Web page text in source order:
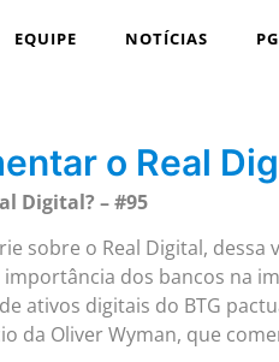
EQUIPE NOTÍCIAS
o Real
Digital? – #95
sobre o Real Digital, dessa
dos bancos na
ativos digitais do BTG
da Oliver Wyman, que